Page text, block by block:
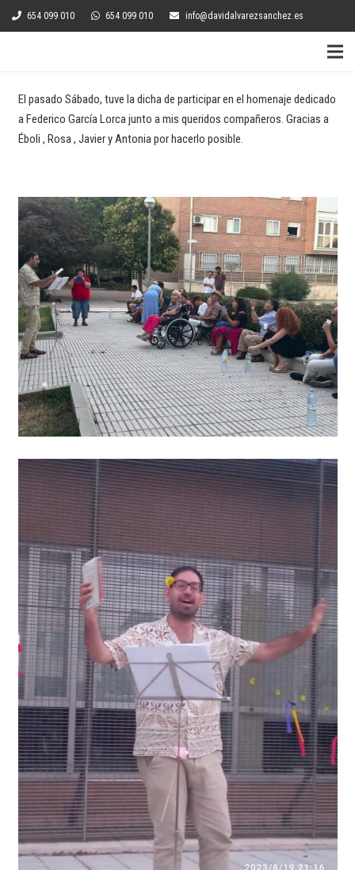
654 099 010 654 099 010 info@davidalvarezsanchez.es
El pasado Sábado, tuve la dicha de participar en el homenaje dedicado
a Federico García Lorca junto a mis queridos compañeros. Gracias a
Éboli , Rosa , Javier y Antonia por hacerlo posible.